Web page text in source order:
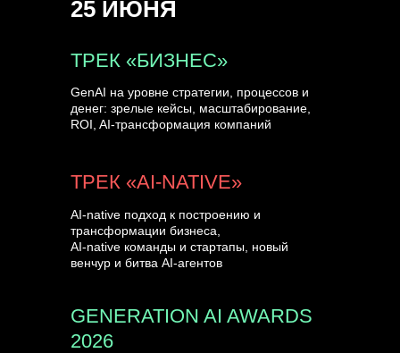
ТРЕК «БИЗНЕС»
GENERATION AI AWARDS
2026
GenAI на уровне стратегии, процессов и
денег: зрелые кейсы, масштабирование,
ROI, AI-трансформация компаний
AI-native подход к построению и
трансформации бизнеса,
AI-native команды и стартапы, новый
венчур и битва AI-агентов
ТРЕК «AI-NATIVE»
25 ИЮНЯ
УЗНАТЬ БОЛЬШЕ